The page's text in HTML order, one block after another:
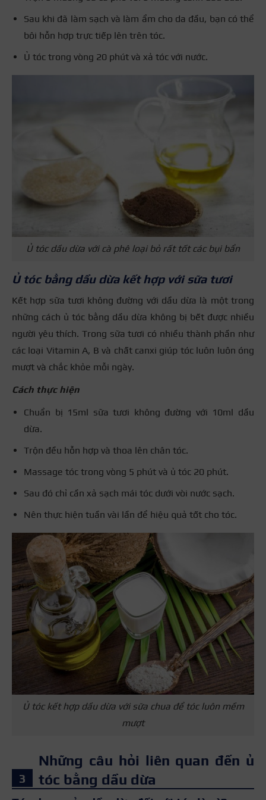
Sau khi đã làm sạch và làm ẩm cho da đầu, bạn có thể
bôi hỗn hợp trực tiếp lên trên tóc.
Ủ tóc trong vòng 20 phút và xả tóc với nước.
Ủ tóc dầu dừa với cà phê loại bỏ rất tốt các bụi bẩn
Ủ tóc bằng dầu dừa kết hợp với sữa tươi
Kết hợp sữa tươi không đường với dầu dừa là một trong
những cách ủ tóc bằng dầu dừa không bị bết được nhiều
người yêu thích. Trong sữa tươi có nhiều thành phần như
các loại Vitamin A, B và chất canxi giúp tóc luôn luôn óng
mượt và chắc khỏe mỗi ngày.
Cách thực hiện
Chuẩn bị 15ml sữa tươi không đường với 10ml dầu
dừa.
Trộn đều hỗn hợp và thoa lên chân tóc.
Massage tóc trong vòng 5 phút và ủ tóc 20 phút.
Sau đó chỉ cần xả sạch mái tóc dưới vòi nước sạch.
Nên thực hiện tuần vài lần để hiệu quả tốt cho tóc.
Ủ tóc kết hợp dầu dừa với sữa chua để tóc luôn mềm
mượt
Những câu hỏi liên quan đến ủ
tóc bằng dầu dừa